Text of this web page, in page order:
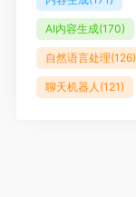
AI内容生成(170)
自然语言处理(126)
聊天机器人 (121)